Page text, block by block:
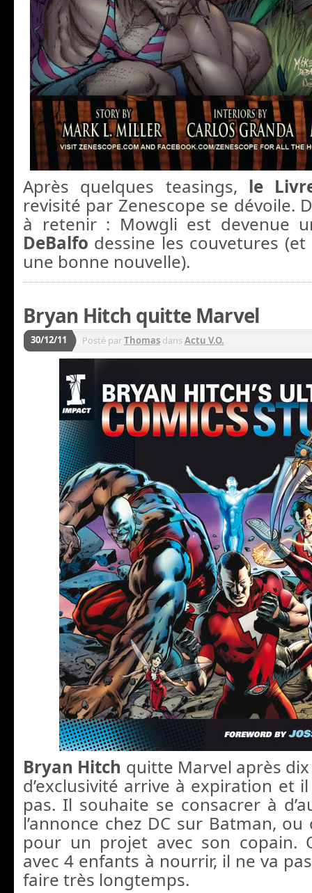
Après quelques teasings, le
revisité par Zenescope se dévoile.
à retenir : Mowgli est devenue
DeBalfo dessine les couvetures (et
une bonne nouvelle).
Bryan Hitch quitte Marvel
30/12/11 Posté parThomas dansActu V.O.
Bryan Hitch quitte Marvel après
d’exclusivité arrive à expiration et
pas. Il souhaite se consacrer à
l’annonce chez DC sur Batman,
pour un projet avec son copain.
avec 4 enfants à nourrir, il ne va
faire très longtemps.